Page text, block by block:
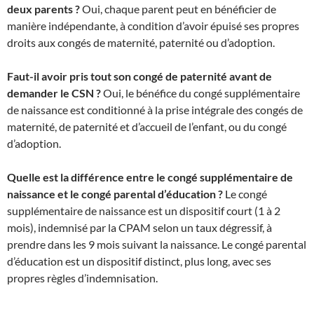
deux parents ?Oui, chaque parent peut en bénéficier de
manière indépendante, à condition d’avoir épuisé ses propres
droits aux congés de maternité, paternité ou d’adoption.
Faut-il avoir pris tout son congé de paternité avant de
demander le CSN ?Oui, le bénéfice du congé supplémentaire
de naissance est conditionné à la prise intégrale des congés de
maternité, de paternité et d’accueil de l’enfant, ou du congé
d’adoption.
Quelle est la différence entre le congé supplémentaire de
naissance et le congé parental d’éducation ? Le congé
supplémentaire de naissance est un dispositif court (1 à 2
mois), indemnisé par la CPAM selon un taux dégressif, à
prendre dans les 9 mois suivant la naissance. Le congé parental
d’éducation est un dispositif distinct, plus long, avec ses
propres règles d’indemnisation.